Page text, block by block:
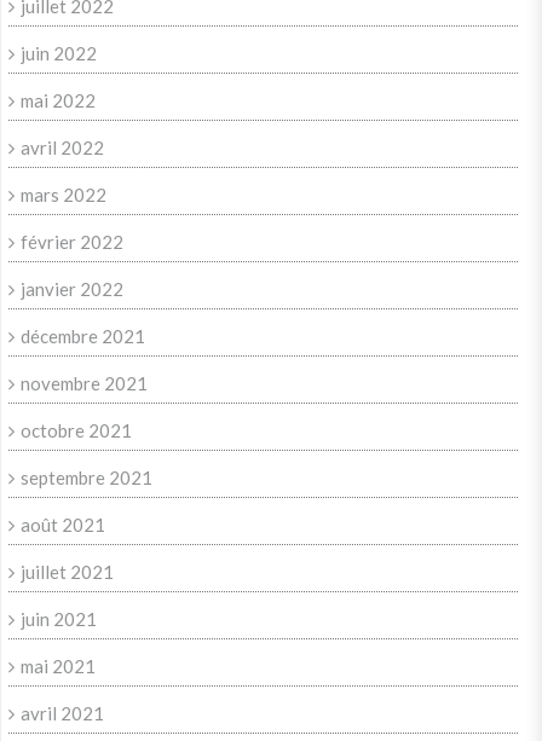
juillet 2022
juin 2022
mai 2022
avril 2022
mars 2022
février 2022
janvier 2022
décembre 2021
novembre 2021
octobre 2021
septembre 2021
août 2021
juillet 2021
juin 2021
mai 2021
avril 2021